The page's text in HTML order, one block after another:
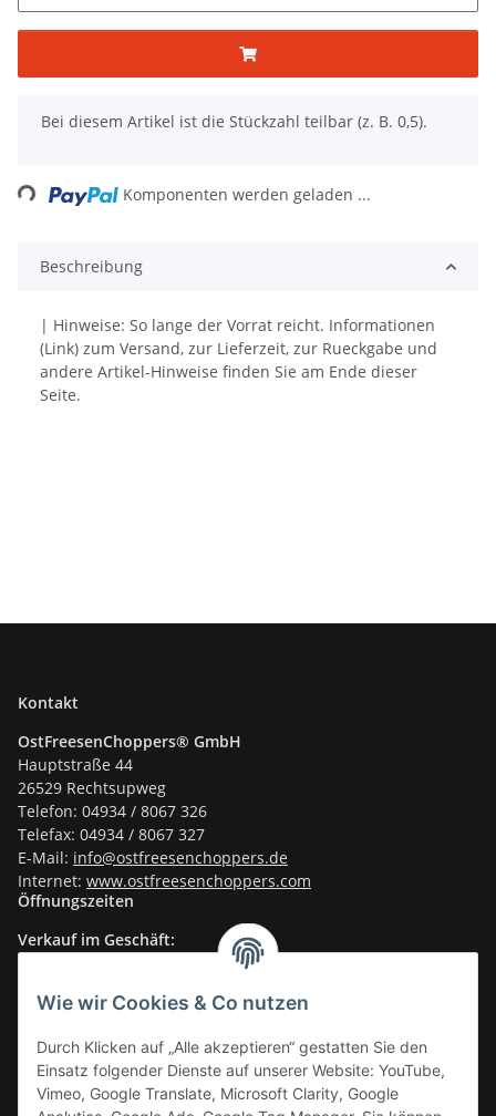
Wie wir Cookies & Co nutzen
Durch Klicken auf „Alle akzeptieren“ gestatten Sie den
Einsatz folgender Dienste auf unserer Website: YouTube,
Vimeo, Google Translate, Microsoft Clarity, Google
x
Bei diesem Artikel ist die Stückzahl teilbar (z. B. 0,5).
Komponenten werden geladen ...
Beschreibung
| Hinweise: So lange der Vorrat reicht. Informationen
(Link) zum Versand, zur Lieferzeit, zur Rueckgabe und
andere Artikel-Hinweise finden Sie am Ende dieser
Seite.
Kontakt
OstFreesenChoppers® GmbH
Hauptstraße 44
26529 Rechtsupweg
Telefon: 04934 / 8067 326
Telefax: 04934 / 8067 327
E-Mail: info@ostfreesenchoppers.de
Internet: www.ostfreesenchoppers.com
Öffnungszeiten
Verkauf im Geschäft:
Sa.: 10.00–13.30 Uhr
Verkauf im Onlineshop:
24/7